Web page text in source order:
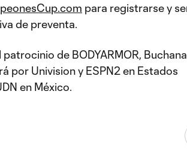
para registrarse y
de preventa.
de BODYARMOR,
por Univision y ESPN2 en Estados
en México.